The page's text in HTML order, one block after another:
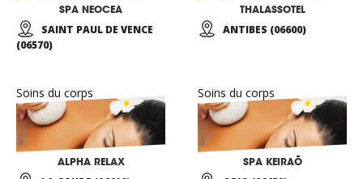
SPA NEOCEA
SAINT PAUL DE VENCE
(06570)
THALASSOTEL
ANTIBES (06600)
Soins du corps
ALPHA RELAX
Soins du corps
SPA KEIRAÕ